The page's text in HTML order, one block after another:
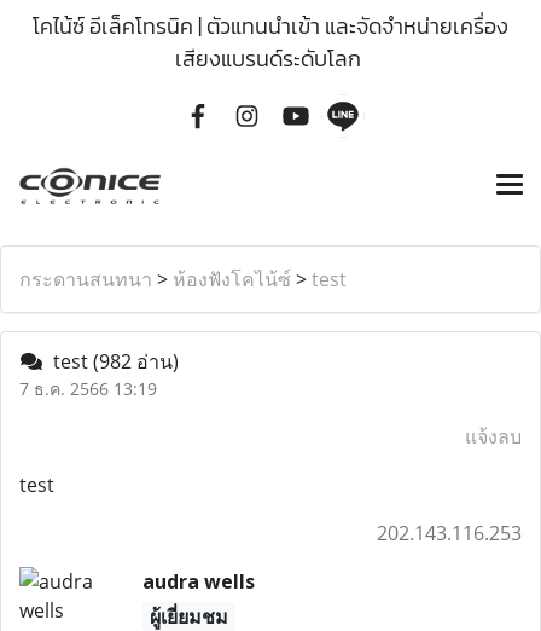
โคไน้ซ์ อีเล็คโทรนิค | ตัวแทนนำเข้า และจัดจำหน่ายเครื่อง
เสียงแบรนด์ระดับโลก
กระดานสนทนา > ห้องฟังโคไน้ซ์ >test
test(982 อ่าน)
7 ธ.ค. 2566 13:19
แจ้งลบ
test
202.143.116.253
audra wells
ผู้เยี่ยมชม